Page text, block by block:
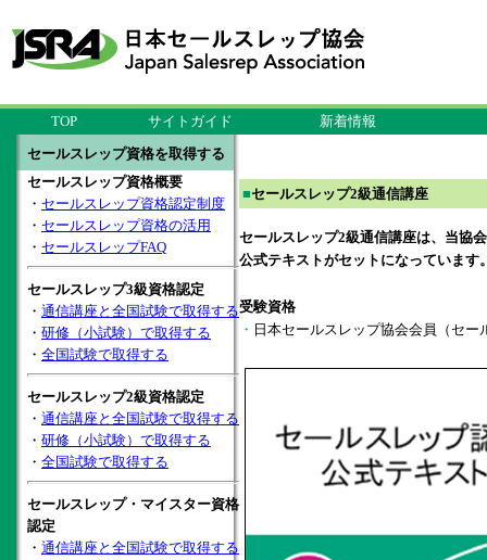
TOP サイトガイド
新着情報
セールスレップ資格を取得する
セールスレップ資格概要
・ セールスレップ資格認定制度
・ セールスレップ資格の活用
・ セールスレップFAQ
セールスレップ3級資格認定
・ 通信講座と全国試験で取得する
・ 研修（小試験）で取得する
・ 全国試験で取得する
セールスレップ2級資格認定
・ 通信講座と全国試験で取得する
・ 研修（小試験）で取得する
・ 全国試験で取得する
セールスレップ・マイスター資格
認定
・ 通信講座と全国試験で取得する
■セールスレップ2級通信講座
セールスレップ2級通信講座は、当協
公式テキストがセットになっています
受験資格
・ 日本セールスレップ協会会員（セ